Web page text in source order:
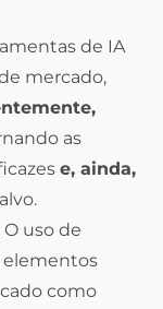
de IA
mercado,
as
e, ainda,
O uso de
elementos
como